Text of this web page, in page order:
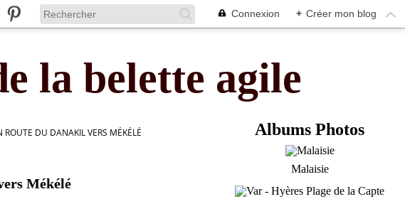
Connexion + Créer mon blog
la belette agile
ROUTE DU DANAKIL VERS MÉKÉLÉ
Mékélé
Albums Photos
Malaisie